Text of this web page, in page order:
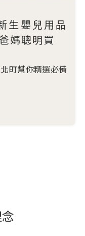
生嬰兒用品
媽聰明買
町幫你精選必備